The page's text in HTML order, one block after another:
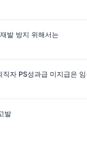
발 방지 위해서는
직자 PS성과급 미지급은
발